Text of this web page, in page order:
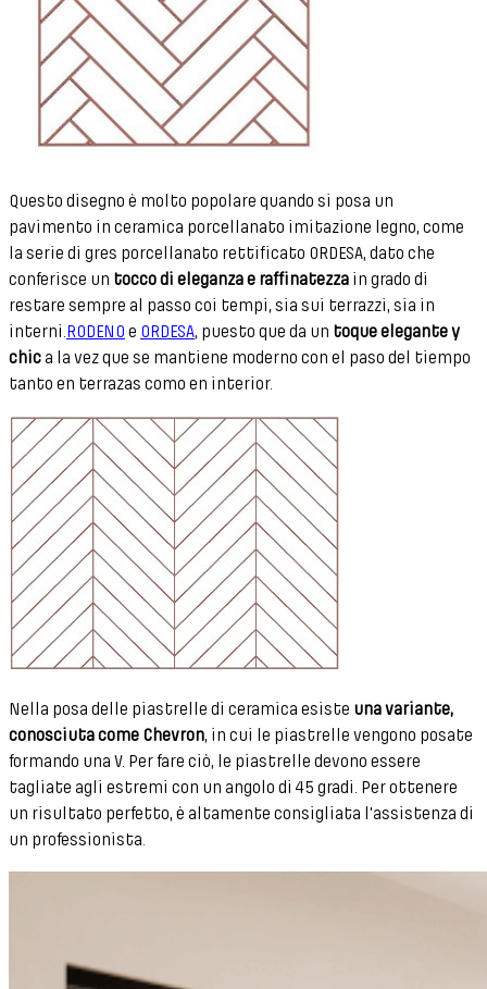
Questo disegno è molto popolare quando si posa un
pavimento in ceramica porcellanato imitazione legno, come
la serie di gres porcellanato rettificato ORDESA, dato che
conferisce un tocco di eleganza e raffinatezza in grado di
restare sempre al passo coi tempi, sia sui terrazzi, sia in
interni.RODENO e ORDESA, puesto que da un toque elegante y
chica la vez que se mantiene moderno con el paso del tiempo
tanto en terrazas como en interior.
Nella posa delle piastrelle di ceramica esiste una variante,
conosciuta come Chevron, in cui le piastrelle vengono posate
formando una V. Per fare ciò, le piastrelle devono essere
tagliate agli estremi con un angolo di 45 gradi. Per ottenere
un risultato perfetto, è altamente consigliata l'assistenza di
un professionista.